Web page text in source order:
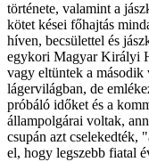
története, valamint a
kötet kései főhajtás
híven, becsülettel és
egykori Magyar Királyi
vagy eltüntek a második
lágervilágban, de
próbáló időket és a
állampolgárai voltak,
csupán azt cselekedték,
el, hogy legszebb fiatal